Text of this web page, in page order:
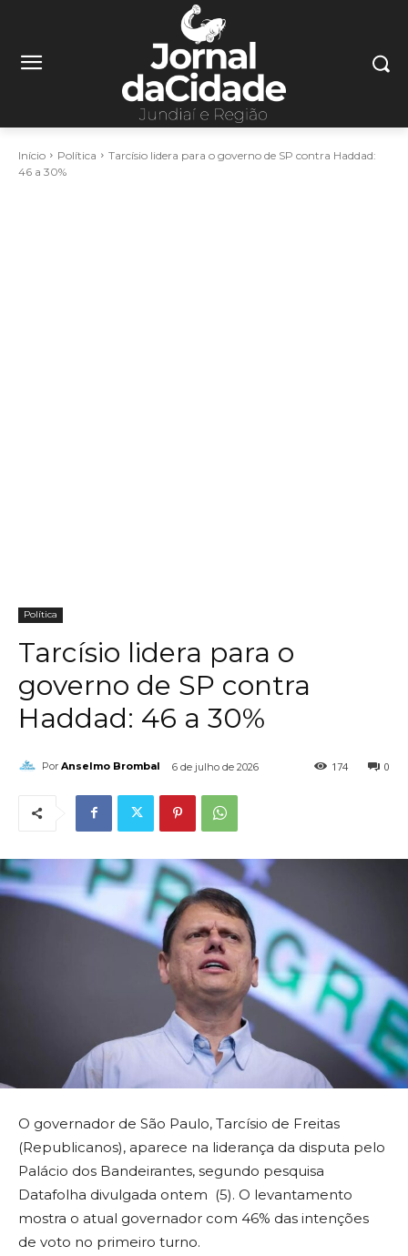
Início Política
Tarcísio lidera para o governo de SP contra Haddad:
46 a 30%
Política
Tarcísio lidera para o
governo de SP contra
Haddad: 46 a 30%
Por Anselmo Brombal 6 de julho de 2026 0
174
O governador de São Paulo, Tarcísio de Freitas
(Republicanos), aparece na liderança da disputa pelo
Palácio dos Bandeirantes, segundo pesquisa
Datafolha divulgada ontem (5). O levantamento
mostra o atual governador com 46% das intenções
de voto no primeiro turno.